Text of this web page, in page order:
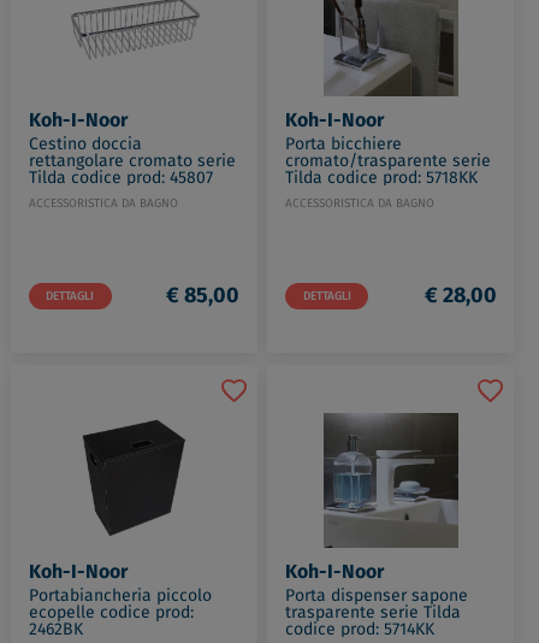
Koh-I-Noor
Cestino doccia
rettangolare cromato serie
Tilda codice prod: 45807
ACCESSORISTICA DA BAGNO
DETTAGLI € 85,00
Koh-I-Noor
Porta bicchiere
cromato/trasparente serie
Tilda codice prod: 5718KK
ACCESSORISTICA DA BAGNO
DETTAGLI € 28,00
Koh-I-Noor
Portabiancheria piccolo
ecopelle codice prod:
2462BK
Koh-I-Noor
Porta dispenser sapone
trasparente serie Tilda
codice prod: 5714KK